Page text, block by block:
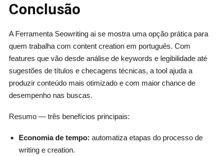
Conclusão
A Ferramenta Seowriting ai se mostra uma opção prática para
quem trabalha com content creation em português. Com
features que vão desde análise de keywords e legibilidade até
sugestões de títulos e checagens técnicas, a tool ajuda a
produzir conteúdo mais otimizado e com maior chance de
desempenho nas buscas.
Resumo — três benefícios principais:
Economia de tempo: automatiza etapas do processo de
writing e creation.